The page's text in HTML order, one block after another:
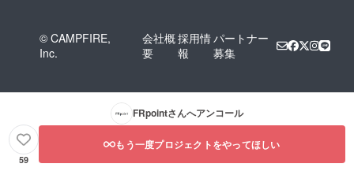
© CAMPFIRE,
Inc.
会社概
要
採用情
報
パートナー
募集
FRpointさんへアンコール
59
もう一度プロジェクトをやってほしい